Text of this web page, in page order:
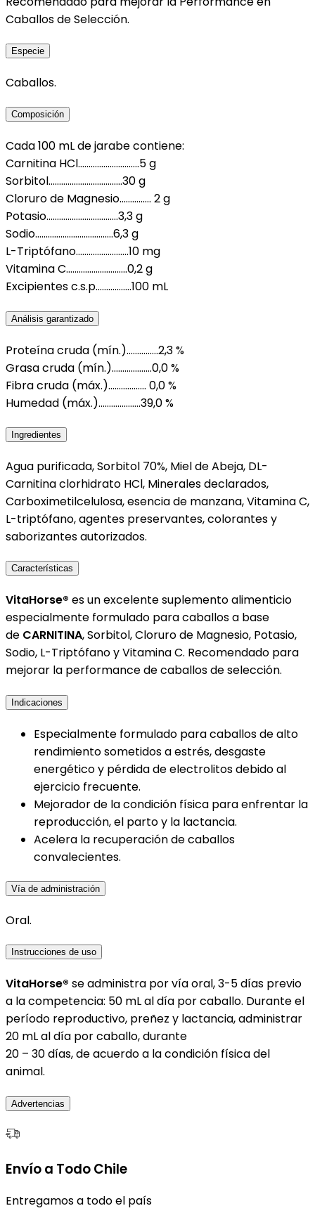
Caballos de Selección.
Especie
Caballos.
Composición
Cada 100 mL de jarabe contiene:
Carnitina HCl………………………..5 g
Sorbitol……………………………..30 g
Cloruro de Magnesio…………… 2 g
Potasio…………………………….3,3 g
Sodio……………………………….6,3 g
L-Triptófano……………….……10 mg
Vitamina C………………………..0,2 g
Excipientes c.s.p……………..100 mL
Análisis garantizado
Proteína cruda (mín.)……………2,3 %
Grasa cruda (mín.)…………….…0,0 %
Fibra cruda (máx.)……………… 0,0 %
Humedad (máx.)………………..39,0 %
Ingredientes
Agua purificada, Sorbitol 70%, Miel de Abeja, DL-
Carnitina clorhidrato HCl, Minerales declarados,
Carboximetilcelulosa, esencia de manzana, Vitamina C,
L-triptófano, agentes preservantes, colorantes y
saborizantes autorizados.
Características
VitaHorse® es un excelente suplemento alimenticio
especialmente formulado para caballos a base
de CARNITINA, Sorbitol, Cloruro de Magnesio, Potasio,
Sodio, L-Triptófano y Vitamina C. Recomendado para
mejorar la performance de caballos de selección.
Indicaciones
Especialmente formulado para caballos de alto
rendimiento sometidos a estrés, desgaste
energético y pérdida de electrolitos debido al
ejercicio frecuente.
Mejorador de la condición física para enfrentar la
reproducción, el parto y la lactancia.
Acelera la recuperación de caballos
convalecientes.
Vía de administración
Oral.
Instrucciones de uso
VitaHorse® se administra por vía oral, 3-5 días previo
a la competencia: 50 mL al día por caballo. Durante el
período reproductivo, preñez y lactancia, administrar
20 mL al día por caballo, durante
20 – 30 días, de acuerdo a la condición física del
animal.
Advertencias
Envío a Todo Chile
Entregamos a todo el país